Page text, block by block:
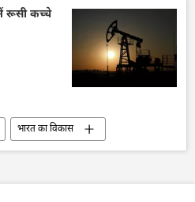
अमेरिका
रूसी कच्चे
भारत का विकास
पर मूल्य सीमा